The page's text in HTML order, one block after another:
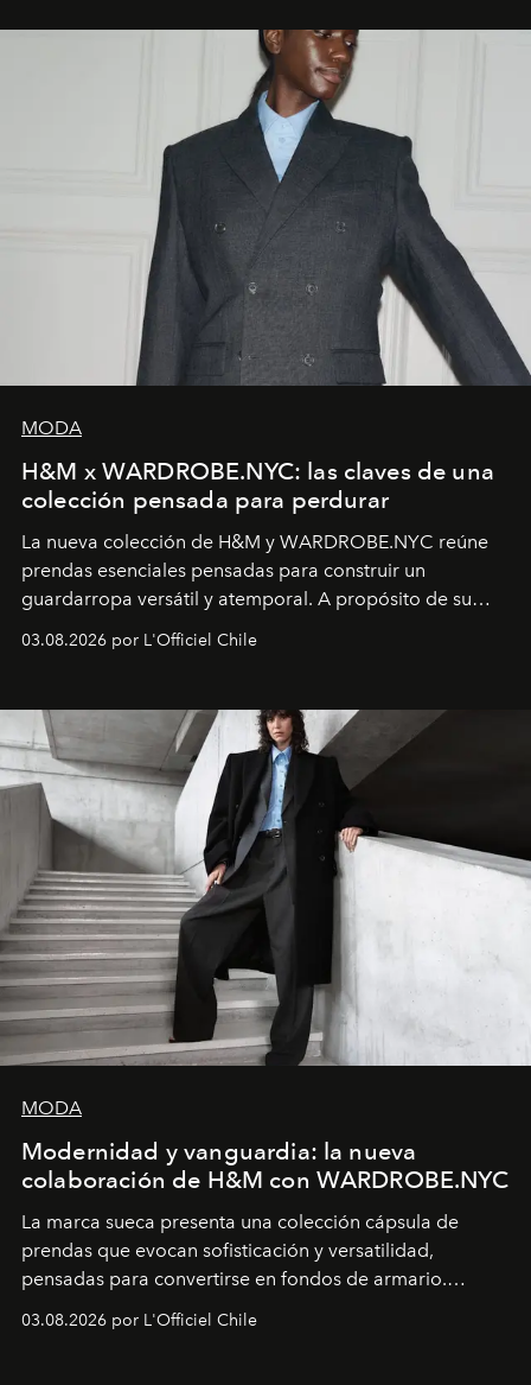
MODA
H&M x WARDROBE.NYC: las claves de una
colección pensada para perdurar
La nueva colección de H&M y WARDROBE.NYC reúne
prendas esenciales pensadas para construir un
guardarropa versátil y atemporal. A propósito de su
la asesora creativa y jefa de diseño global de la marca
y la filosofía detrás de la propuesta.
03.08.2026 por L'Officiel Chile
MODA
Modernidad y vanguardia: la nueva
colaboración de H&M con WARDROBE.NYC
La marca sueca presenta una colección cápsula de
prendas que evocan sofisticación y versatilidad,
pensadas para convertirse en fondos de armario.
03.08.2026 por L'Officiel Chile